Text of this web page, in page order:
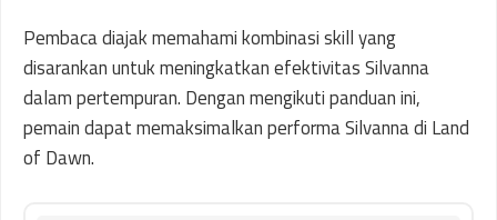
Pembaca diajak memahami kombinasi skill yang
disarankan untuk meningkatkan efektivitas Silvanna
dalam pertempuran. Dengan mengikuti panduan ini,
pemain dapat memaksimalkan performa Silvanna di Land
of Dawn.